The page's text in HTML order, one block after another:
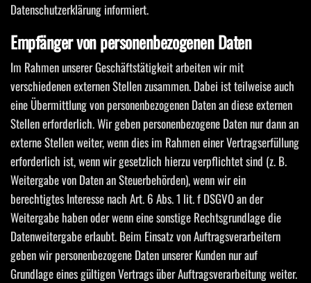
Datenschutzerklärung informiert.
Empfänger von personenbezogenen Daten
Im Rahmen unserer Geschäftstätigkeit arbeiten wir mit
verschiedenen externen Stellen zusammen. Dabei ist teilweise auch
eine Übermittlung von personenbezogenen Daten an diese externen
Stellen erforderlich. Wir geben personenbezogene Daten nur dann an
externe Stellen weiter, wenn dies im Rahmen einer Vertragserfüllung
erforderlich ist, wenn wir gesetzlich hierzu verpflichtet sind (z. B.
Weitergabe von Daten an Steuerbehörden), wenn wir ein
berechtigtes Interesse nach Art. 6 Abs. 1 lit. f DSGVO an der
Weitergabe haben oder wenn eine sonstige Rechtsgrundlage die
Datenweitergabe erlaubt. Beim Einsatz von Auftragsverarbeitern
geben wir personenbezogene Daten unserer Kunden nur auf
Grundlage eines gültigen Vertrags über Auftragsverarbeitung weiter.